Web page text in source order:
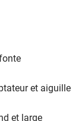
et aiguille
et large